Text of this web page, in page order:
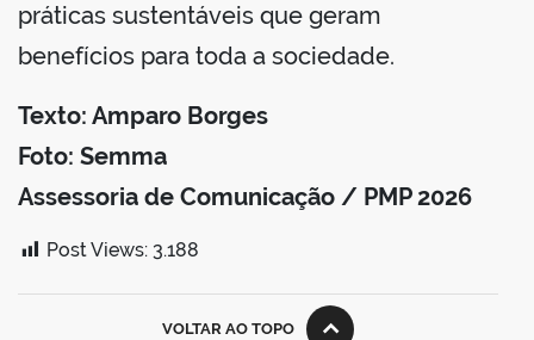
práticas sustentáveis que geram
benefícios para toda a sociedade.
Texto: Amparo Borges
Foto: Semma
Assessoria de Comunicação / PMP 2026
Post Views: 3.188
VOLTAR AO TOPO